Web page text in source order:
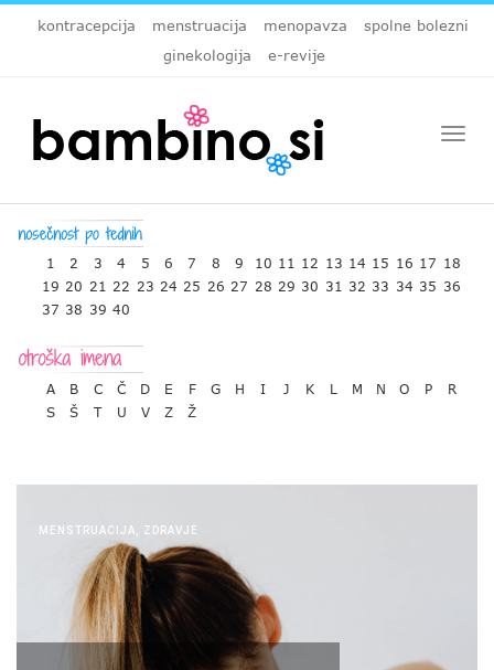
kontracepcija menstruacija menopavza
spolne bolezni
ginekologija
e-revije
1 2 3 4 5 6 7 8 9 10 11 12 13 14 15 16 17 18
19 20 21 22 23 24 25 26 27 28 29 30 31 32 33 34 35 36
37 38 39 40
A B C Č D E F G H I J K L M N O P
R
S
Š T U V Z Ž
MENSTRUACIJA ZDRAVJE